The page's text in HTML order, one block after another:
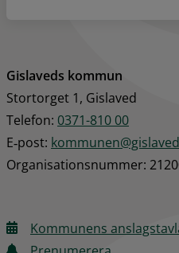
Gislaveds kommun
Stortorget 1, Gislaved
Telefon: 0371-810 00
E‑post:
Organisationsnummer:
Kommunens